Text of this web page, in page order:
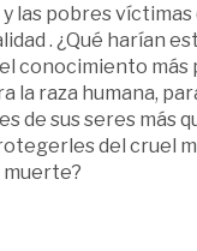
las pobres
. ¿Qué harían
conocimiento más
la raza humana,
de sus seres más
del cruel
muerte?